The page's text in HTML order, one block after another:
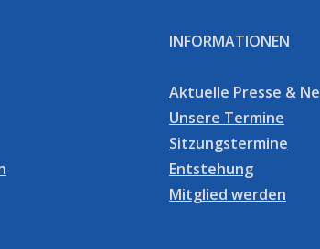
INFORMATIONEN
Aktuelle Presse &
Unsere Termine
Sitzungstermine
Entstehung
Mitglied werden